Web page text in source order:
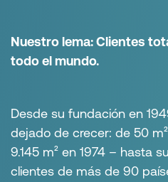
Patrick Keim
teléfono: +1 828 514 8818
teléfono:
+49 4442 982-9094
Nuestro lema: Clientes
todo el mundo.
Desde su fundación en
dejado de crecer: de 50
9.145 m² en 1974 – hasta
clientes de más de 90